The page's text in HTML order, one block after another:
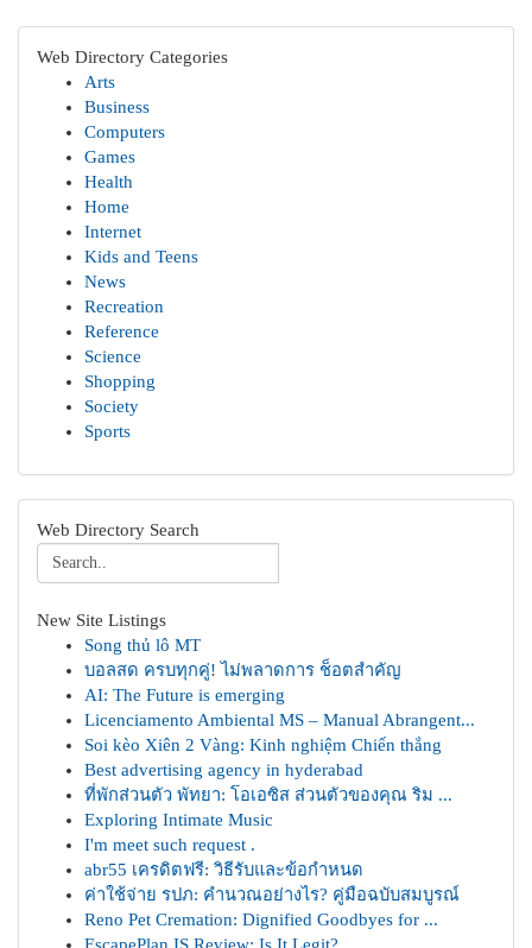
Web Directory Categories
Arts
Business
Computers
Games
Health
Home
Internet
Kids and Teens
News
Recreation
Reference
Science
Shopping
Society
Sports
Web Directory Search
New Site Listings
Song thủ lô MT
บอลสด ครบทุกคู่! ไม่พลาดการ ช็อตสำคัญ
AI: The Future is emerging
Licenciamento Ambiental MS – Manual Abrangent...
Soi kèo Xiên 2 Vàng: Kinh nghiệm Chiến thắng
Best advertising agency in hyderabad
ที่พักส่วนตัว พัทยา: โอเอซิส ส่วนตัวของคุณ ริม ...
Exploring Intimate Music
I'm meet such request .
abr55 เครดิตฟรี: วิธีรับและข้อกำหนด
ค่าใช้จ่าย รปภ: คำนวณอย่างไร? คู่มือฉบับสมบูรณ์
Reno Pet Cremation: Dignified Goodbyes for ...